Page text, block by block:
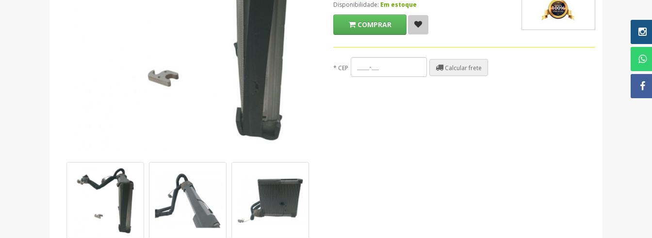
Disponibilidade: Em estoque
COMPRAR
* CEP Calcular frete